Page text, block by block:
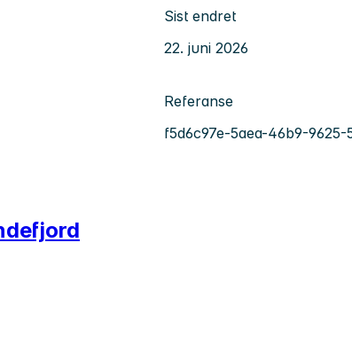
Sist endret
22. juni 2026
Referanse
f5d6c97e-5aea-46b9-9625-